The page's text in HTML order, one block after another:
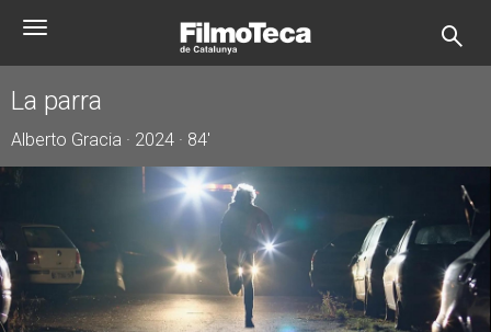
Toggle
La parra
Alberto Gracia · 2024 · 84'